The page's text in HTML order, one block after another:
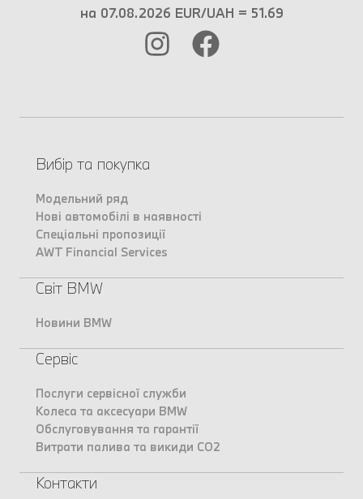
на 07.08.2026 EUR/UAH = 51.69
Вибір та покупка
Модельний ряд
Нові автомобілі в наявності
Спеціальні пропозиції
AWT Financial Services
Світ BMW
Новини BMW
Сервіс
Послуги сервісної служби
Колеса та аксесуари BMW
Обслуговування та гарантії
Витрати палива та викиди CO2
Контакти